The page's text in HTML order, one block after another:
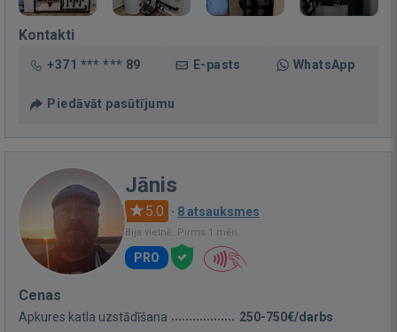
Kontakti
+371 *** *** 89 E-pasts WhatsApp
Piedāvāt pasūtījumu
Jānis
5.0 · 8 atsauksmes
Bija vietnē: Pirms 1 mēn.
PRO
Cenas
Apkures katla uzstādīšana 250-750€/darbs